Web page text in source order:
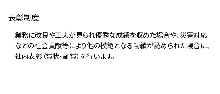
表彰制度
業務に改良や工夫が見られ優秀な成績を収めた場合や、災害対応
などの社会貢献等により他の模範となる功績が認められた場合に、
社内表彰（賞状・副賞）を行います。